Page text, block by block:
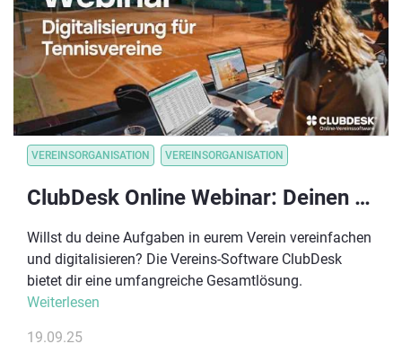
VEREINSORGANISATION VEREINSORGANISATION
ClubDesk Online Webinar: Deinen Verein in einem Tag digitalisieren
Willst du deine Aufgaben in eurem Verein vereinfachen
und digitalisieren? Die Vereins-Software ClubDesk
bietet dir eine umfangreiche Gesamtlösung.
Weiterlesen
19.09.25